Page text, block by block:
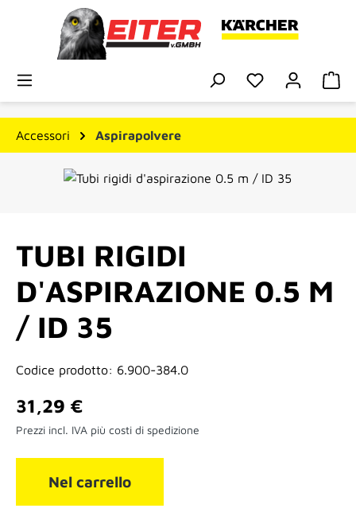
Passa al contenuto principale
Hai 0 articoliIl
Accessori Aspirapolvere
Salta la galleria di immagini
TUBI RIGIDI
D'ASPIRAZIONE 0.5 M
/ ID 35
Codice prodotto: 6.900-384.0
Prezzo normale:
31,29 €
Prezzi incl. IVA più costi di spedizione
Nel carrello